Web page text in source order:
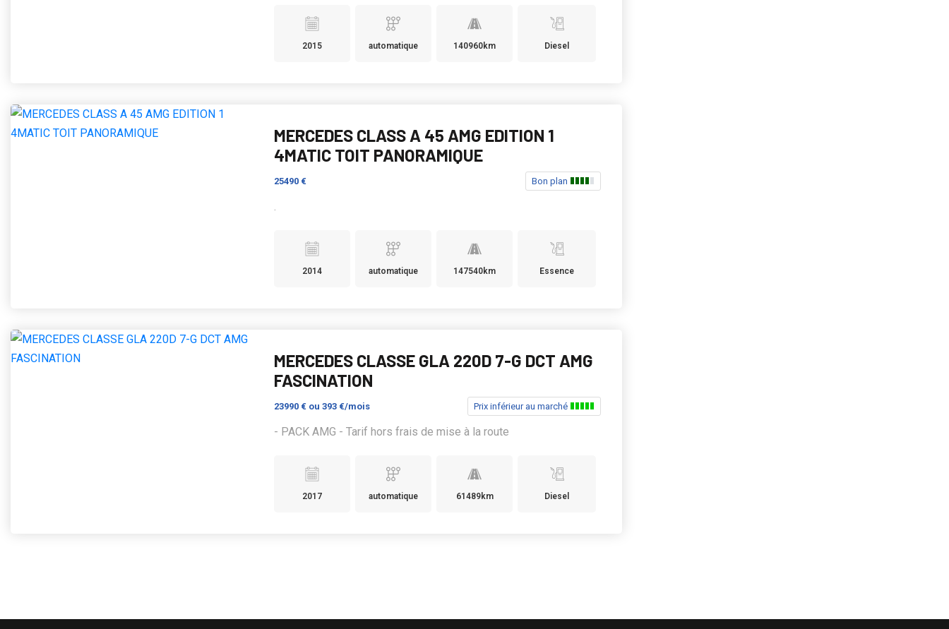
2015 automatique 140960km Diesel
MERCEDES CLASS A 45 AMG EDITION 1
4MATIC TOIT PANORAMIQUE
25490 € Bon plan
.
2014 automatique 147540km Essence
MERCEDES CLASSE GLA 220D 7-G DCT AMG
FASCINATION
23990 € ou393 €/mois Prix inférieur au marché
- PACK AMG - Tarif hors frais de mise à la route
2017 automatique 61489km Diesel